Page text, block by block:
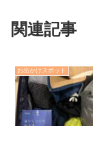
関連記事
お出かけスポット